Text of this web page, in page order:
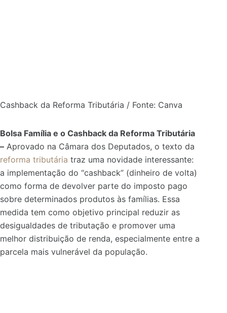
Cashback da Reforma Tributária / Fonte: Canva
Bolsa Família e o Cashback da Reforma Tributária
– Aprovado na Câmara dos Deputados, o texto da
reforma tributária traz uma novidade interessante:
a implementação do “cashback” (dinheiro de volta)
como forma de devolver parte do imposto pago
sobre determinados produtos às famílias. Essa
medida tem como objetivo principal reduzir as
desigualdades de tributação e promover uma
melhor distribuição de renda, especialmente entre a
parcela mais vulnerável da população.